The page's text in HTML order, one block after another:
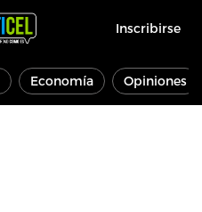
Inscribirse
Economía Opiniones